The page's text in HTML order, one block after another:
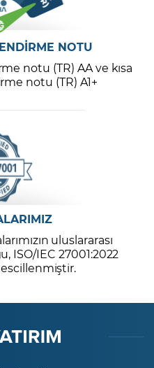
NOTU
notu (TR) AA ve kısa
notu (TR) A1+
uluslararası
ISO/IEC 27001:2022